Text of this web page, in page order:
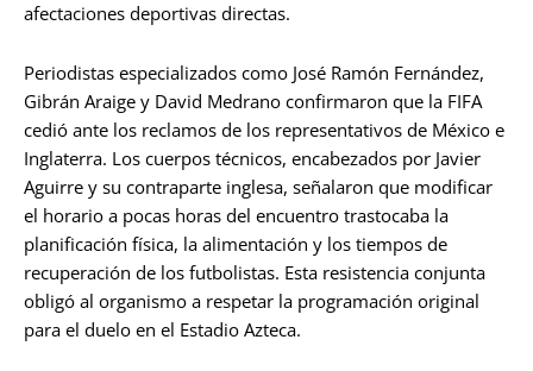
afectaciones deportivas directas.
Periodistas especializados como José Ramón Fernández,
Gibrán Araige y David Medrano confirmaron que la FIFA
cedió ante los reclamos de los representativos de México e
Inglaterra. Los cuerpos técnicos, encabezados por Javier
Aguirre y su contraparte inglesa, señalaron que modificar
el horario a pocas horas del encuentro trastocaba la
planificación física, la alimentación y los tiempos de
recuperación de los futbolistas. Esta resistencia conjunta
obligó al organismo a respetar la programación original
para el duelo en el Estadio Azteca.